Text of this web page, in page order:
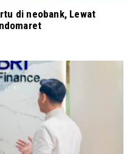
di neobank, Lewat